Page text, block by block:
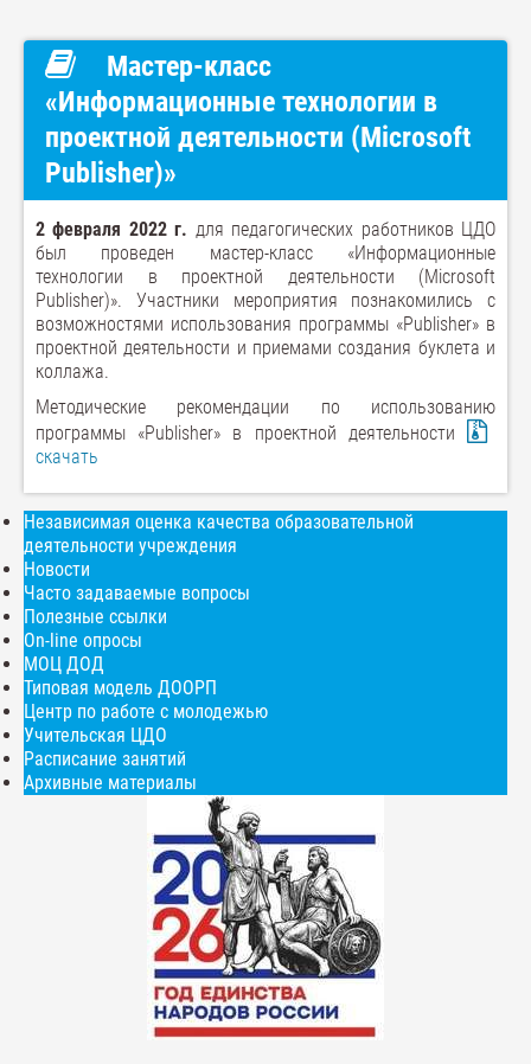
Мастер-класс
«Информационные технологии в
проектной деятельности (Microsoft
Publisher)»
2 февраля 2022 г. для педагогических работников ЦДО
был проведен мастер-класс «Информационные
технологии в проектной деятельности (Microsoft
Publisher)». Участники мероприятия познакомились с
возможностями использования программы «Publisher» в
проектной деятельности и приемами создания буклета и
коллажа.
Методические рекомендации по использованию
программы «Publisher» в проектной деятельности
скачать
Независимая оценка качества образовательной
деятельности учреждения
Новости
Часто задаваемые вопросы
Полезные ссылки
On-line опросы
МОЦ ДОД
Типовая модель ДООРП
Центр по работе с молодежью
Учительская ЦДО
Расписание занятий
Архивные материалы